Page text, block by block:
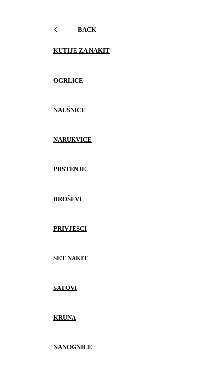
BACK
KUTIJE ZA NAKIT
OGRLICE
NAUŠNICE
NARUKVICE
PRSTENJE
BROŠEVI
PRIVJESCI
SET NAKIT
SATOVI
KRUNA
NANOGNICE